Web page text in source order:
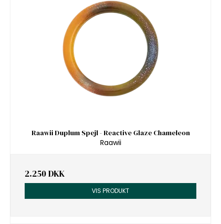
Raawii Duplum Spejl - Reactive Glaze Chameleon
Raawii
2.250 DKK
VIS PRODUKT